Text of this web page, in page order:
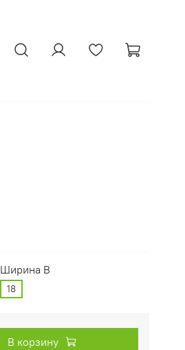
Ширина В
18
В корзину